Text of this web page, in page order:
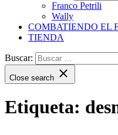
Franco Petrili
Wally
COMBATIENDO EL
TIENDA
Buscar:
Close search
Etiqueta: